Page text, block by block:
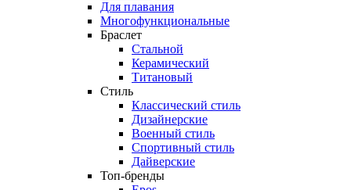
Для плавания
Многофункциональные
Браслет
Стальной
Керамический
Титановый
Стиль
Классический стиль
Дизайнерские
Военный стиль
Спортивный стиль
Дайверские
Топ-бренды